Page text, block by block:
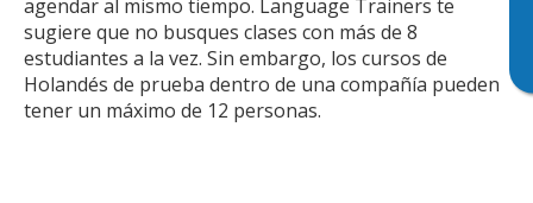
agendar al mismo tiempo. Language Trainers te
sugiere que no busques clases con más de 8
estudiantes a la vez. Sin embargo, los cursos de
Holandés de prueba dentro de una compañía pueden
tener un máximo de 12 personas.